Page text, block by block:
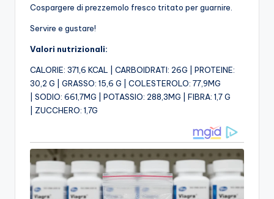
Cospargere di prezzemolo fresco tritato per guarnire.
Servire e gustare!
Valori nutrizionali:
CALORIE: 371,6 KCAL | CARBOIDRATI: 26G | PROTEINE:
30,2 G | GRASSO: 15,6 G | COLESTEROLO: 77,9MG
| SODIO: 661,7MG | POTASSIO: 288,3MG | FIBRA: 1,7 G
| ZUCCHERO: 1,7G